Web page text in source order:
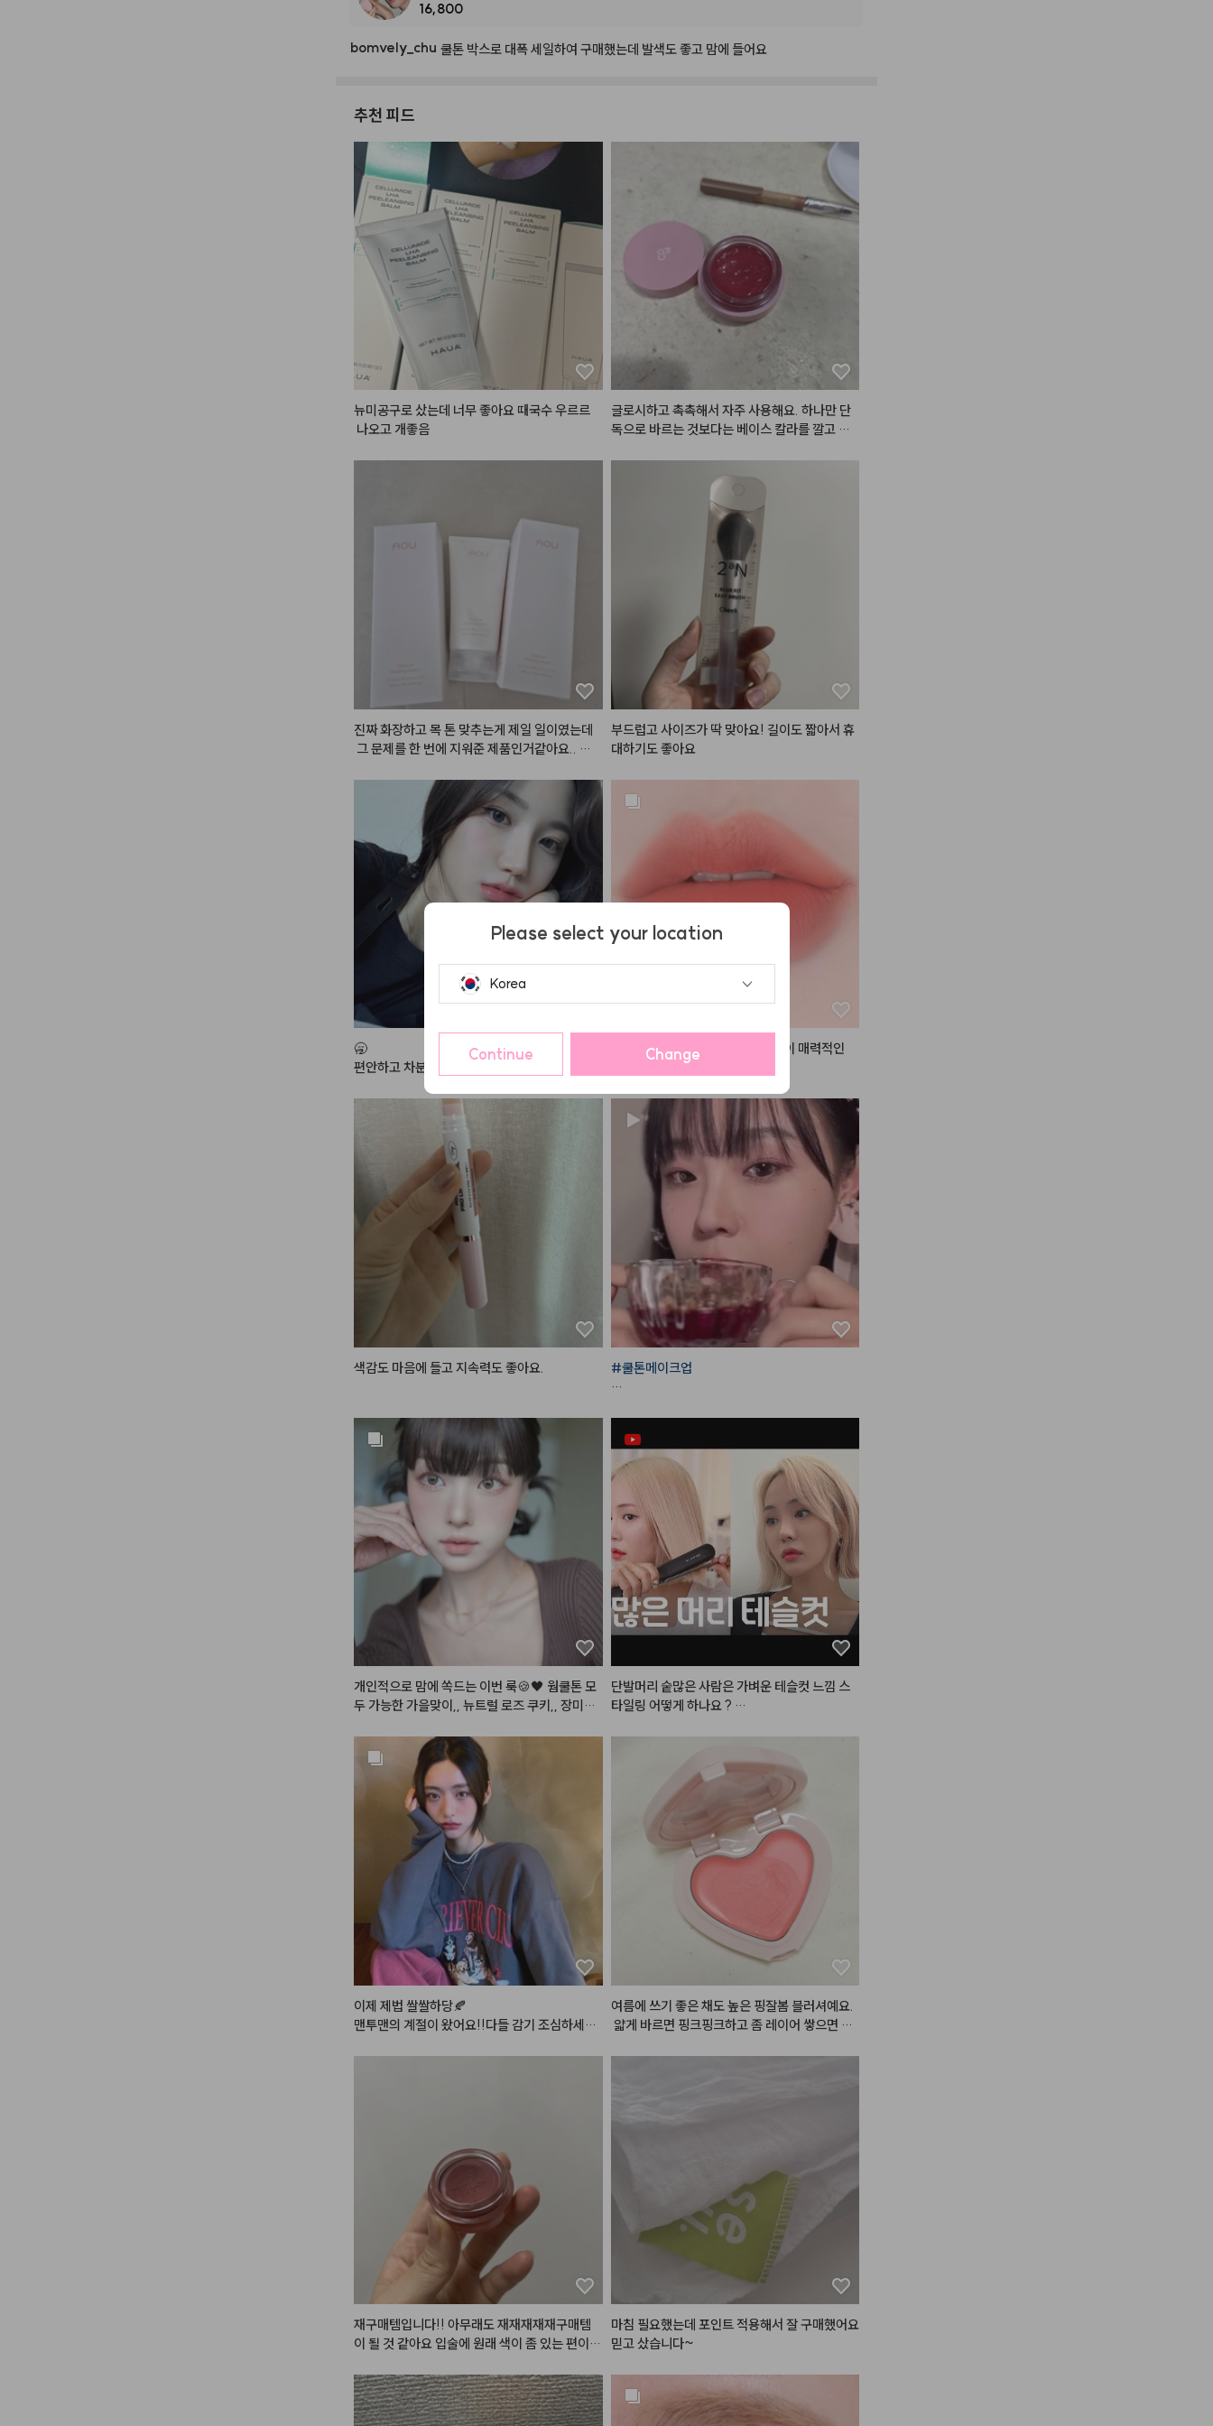
16,800
bomvely chu 쿨톤 박스로 대폭세일하여 구매했는데 발색도좋고 맘에 들어요
추천 피드
뉴미공구로 샀는데 너무 좋아요 때국수 우르르
나오고 개좋음
글로시하고 촉촉해서 자주 사용해요. 하나만 단
독으로 바르는 것보다는 베이스 칼라를 깔고 가
진짜 화장하고 목 톤 맞추는게 제일 일이였는데
그 문제를 한 번에 지워준 제품인거같아요.. 제
렇게 지속력이 괜찮았던 제품은 처음이라 너무
설레구요ㅠㅜㅜㅠ 앞으로도 이런 좋은 제품들
많이 만들어주세요
부드럽고 사이즈가 딱 맞아요! 길이도 짧아서 휴
대하기도 좋아요
🥱
편안하고 차분한 핑크빛 컬러감으로 데일리 메이
크업에 손이 정말정말 많이 가는 최애 조합
#브리즈벨벳틴트
오일감이 느껴지지 않는 그야말로 리얼 벨벳!감
파우더리함을 지닌 #무광틴트 예요🙃
벨벳제형의 립 제품들 많이 사용해봤는데
브리즈벨벳틴트의 경우 포슬포슬한 질감이
#민글레틴트 랍
니다 (❛ө❛)
솜털볼같은 동글~동글 벨벳 파우더가 입술 주름
사이를
부드럽게 매꿔주어 매끈하고 보송한
#립
출해줘요
그래서 묻어남도 적고 사용감도 편안해서
마스크 착용에도 답답함 없이 사용할 수 있다는
거 😘
#광고#벨벳틴트#립메이크업#립틴트#매
트틴트
#모래벨벳 #포슬포슬#립
발색
#lipmakup
색감도 마음에 들고 지속력도 좋아요. #쿨톤메이크업
#한스킨
+ #꾸셀 비체밤 01
#데이지크
#웜쿨블렌딩컬렉션#쿨블렌딩섀
도우팔레트
#데이지크
#웜쿨블렌딩컬렉션#쿨블렌딩무
드치크
#맥#서트리니스
#네이처리퍼블릭 바이플라워 글라스 듀 틴트
'로즈메모리'
개인적으로 맘에 쏙드는 이번 룩🍪🖤 웜쿨톤 모
두 가능한 가을맞이,, 뉴트럴 로즈 쿠키,, 장미과
여러분이 궁금해해주신 알리에서 산 렌즈에, 진
짜 너어어무 특별하고 예쁜 레이어드 목걸이, 이
갈색 가디건은 그만입고 싶었는데ㅋㅋㅋ 젤 찰
떡이라 삼일째 입었어요ㅎ 그리고 해보고싶던 헤
어까지! 영상 곧 들고올게요🫶🏻🤎
#메이크업 #화장품정보 #makeup
단발머리 숱많은 사람은 가벼운 테슬컷 느낌 스
타일링 어떻게 하나요 ?
이제 제법 쌀쌀하당🍂
맨투맨의 계절이 왔어요!!다들 감기 조심하세요
립 :릴리바이레드 무드 라이어 벨벳틴트 11호 설
레는 풋사랑인척(베이스) & 올마이띵스 아임 유
어 립티트 토스티로즈
여름에 쓰기 좋은 채도 높은 핑잘봄 블러셔예요.
얇게 바르면 핑크핑크하고 좀 레이어 쌓으면 코
재구매템입니다!! 아무래도 재재재재재구매템
이 될 것 같아요 입술에 원래 색이 좀 있는 편이라
오는데 이 립을 베이스네 깔고 다른 립 레이어드
하면 너무 맘에드는 색이 됩니다ㅠㅠ 특히 누드
립 완전 추천추처처천
마침 필요했는데 포인트 적용해서 잘 구매했어요
믿고 샀습니다~
Please select your location
Korea
Continue Change